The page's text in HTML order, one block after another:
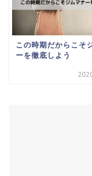
この時期だからこそ
ーを徹底しよう